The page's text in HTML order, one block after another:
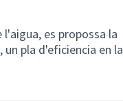
es propossa la
pla d'eficiencia en la